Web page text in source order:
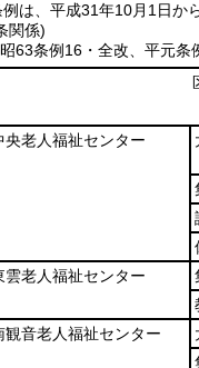
例は、平成31年10月1日か
関係)
63条例16・全改、平元条
央老人福祉センター
雲老人福祉センター
観音老人福祉センター